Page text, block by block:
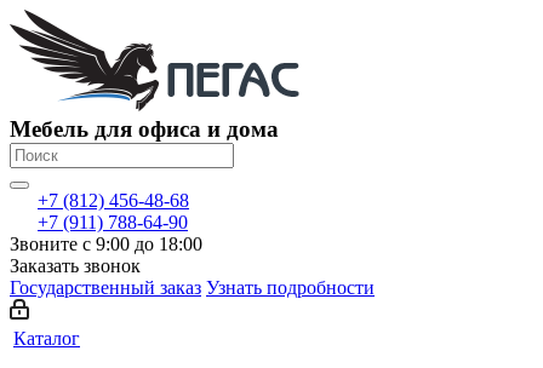
Мебель для офиса и дома
+7 (812) 456-48-68
+7 (911) 788-64-90
Звоните с 9:00 до 18:00
Заказать звонок
Государственный заказ Узнать подробности
Каталог